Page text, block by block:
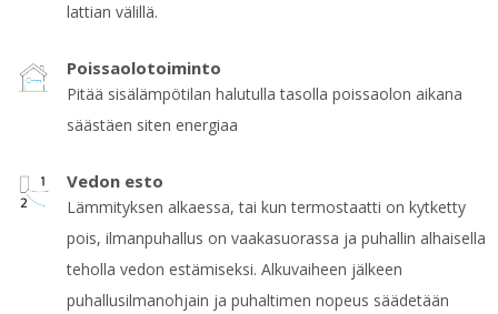
lattian välillä.
Poissaolotoiminto
Pitää sisälämpötilan halutulla tasolla poissaolon aikana
säästäen siten energiaa
Vedon esto
Lämmityksen alkaessa, tai kun termostaatti on kytketty
pois, ilmanpuhallus on vaakasuorassa ja puhallin alhaisella
teholla vedon estämiseksi. Alkuvaiheen jälkeen
puhallusilmanohjain ja puhaltimen nopeus säädetään